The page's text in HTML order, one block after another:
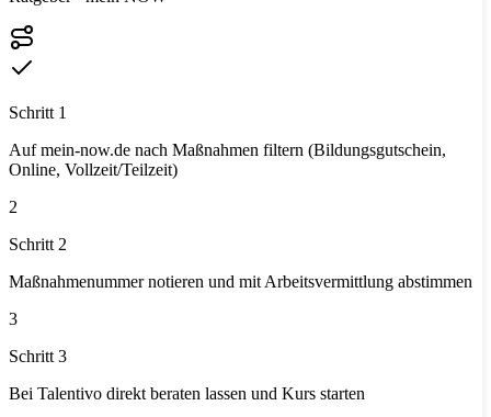
Schritt 1
Auf mein-now.de nach Maßnahmen filtern (Bildungsgutschein,
Online, Vollzeit/Teilzeit)
2
Schritt 2
Maßnahmenummer notieren und mit Arbeitsvermittlung abstimmen
3
Schritt 3
Bei Talentivo direkt beraten lassen und Kurs starten